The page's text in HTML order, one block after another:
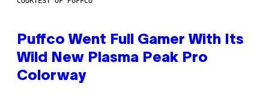
Puffco Went Full Gamer With Its
Wild New Plasma Peak Pro
Colorway